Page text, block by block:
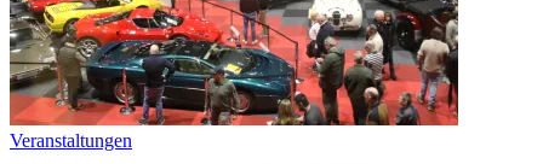
Categories
Veranstaltungen